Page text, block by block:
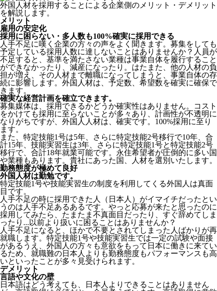
外国人材を採用することによる企業側のメリット・デメリット
を解説します。
メリット
雇用の安定化
採用に困らない・多人数も100%確実に採用できる
人手不足に嘆く企業の方々の声をよく聞きます。募集をしても
予定している採用人数に達しないことはありませんか？人員が
不足すると、基準を満たさない業種は事業自体を履行すること
ができなかったり、減産になったり。はたまた、他の人材の負
担が増え、その人材まで離職になってしまうと、事業自体の存
続に影響します。 外国人材は、予定数、希望数を確実に確保で
きます。
確実な経営計画を確立できます。
募集媒体は、採用できるかどうか確実性はありません。コスト
をかけても採用に至らないことが多々あり、計画性が不透明に
なりがちですが、外国人人材は、確実です。100%採用に至り
ます。
また、特定技能1号は5年、さらに特定技能2号移行で10年、合
計15年、技能実習生は3年、さらに特定技能1号と特定技能2号
移行で、合計18年就業可能です。永住希望者が圧倒的に多い国
や業種もあります。貴社にあった国、人材を選別いたします。
勤務態度が極めて良好
外国人材は勤勉です。
特定技能1号や技能実習生の制度を利用してくる外国人は真面
目 です。
人手不足の時に採用できた人（日本人）がイマイチだったとい
うのは人手不足あるあるです。やっと応募が来たと思ったのに
採用してみたら、たまたま不真面目だったり、すぐ辞めてしま
ったり...以前より扱いに困ることはありませんか？
人手不足になると、ほかで不要とされてしまった人ばかりが再
就職します。特定技能1号や技能実習生では一定の試験や面接
があるうえ、外国人の方々も意欲をもって日本に働きに来てい
るため、就職難の日本人よりも勤務態度もパフォーマンスも高
いといったことが多々見受けられます。
デメリット
言語や文化の壁
日本語はどう考えても、日本人よりできることはありません